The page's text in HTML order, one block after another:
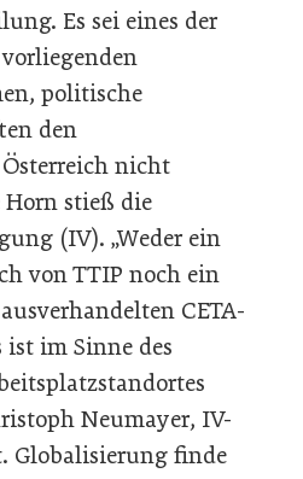
Es sei eines der
politische
den
nicht
Horn stieß die
(IV). „Weder ein
von TTIP noch ein
CETA-
im Sinne des
Neumayer, IV-
Globalisierung finde